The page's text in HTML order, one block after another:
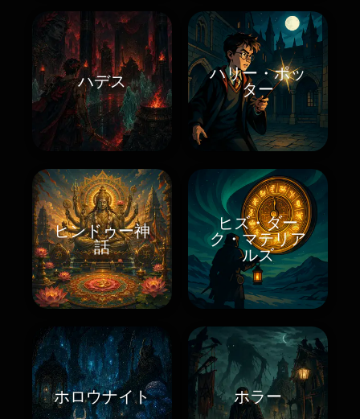
ハデス
ハリー・ポッ
ター
ヒンドゥー神
話
ヒズ・ダー
ク・マテリア
ルズ
ホロウナイト ホラー